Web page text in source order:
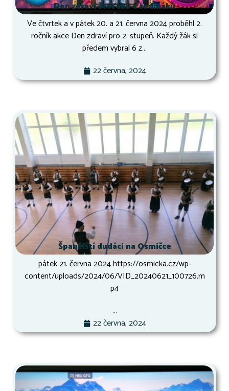
Den zdraví šesťáků a sedmáků
Ve čtvrtek a v pátek 20. a 21. června 2024 proběhl 2.
ročník akce Den zdraví pro 2. stupeň. Každý žák si
předem vybral 6 z...
22 června, 2024
Španělští dudáci na Osmičce
pátek 21. června 2024 https://osmicka.cz/wp-
content/uploads/2024/06/VID_20240621_100726.m
p4
...
22 června, 2024